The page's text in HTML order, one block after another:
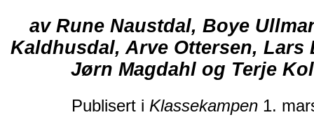
av Rune Naustdal, Boye
Kaldhusdal, Arve Ottersen, Lars
Jørn Magdahl og Terje
Publisert i Klassekampen 1.